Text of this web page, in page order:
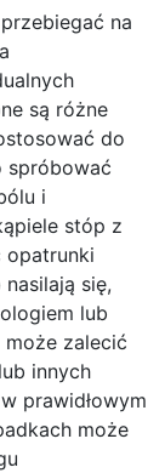
na
są różne
do
spróbować
i
stóp z
opatrunki
się,
lub
zalecić
innych
prawidłowym
może